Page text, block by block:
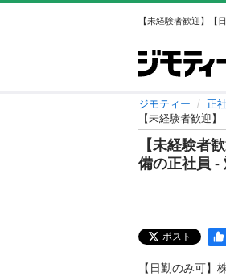
ジモティー 正
【未経験者歓迎
【未経験者
備の正社員 -
ポスト
【日勤のみ可